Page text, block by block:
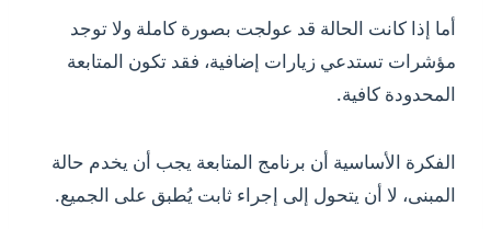
أما إذا كانت الحالة قد عولجت بصورة كاملة ولا توجد
مؤشرات تستدعي زيارات إضافية، فقد تكون المتابعة
المحدودة كافية.
الفكرة الأساسية أن برنامج المتابعة يجب أن يخدم حالة
المبنى، لا أن يتحول إلى إجراء ثابت يُطبق على الجميع.